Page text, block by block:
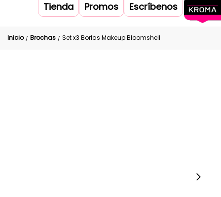
Tienda Promos Escríbenos
Inicio / Brochas / Set x3 Borlas Makeup Bloomshell